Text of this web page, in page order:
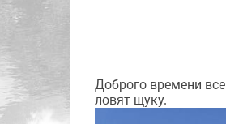
Доброго времени
ловят щуку.